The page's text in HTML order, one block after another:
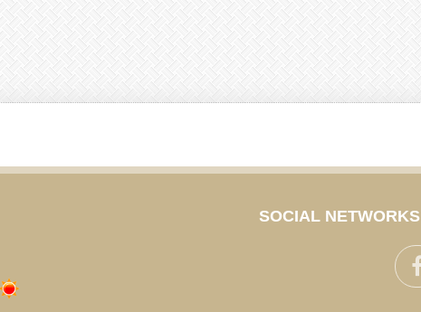
SOCIAL NETWORKS